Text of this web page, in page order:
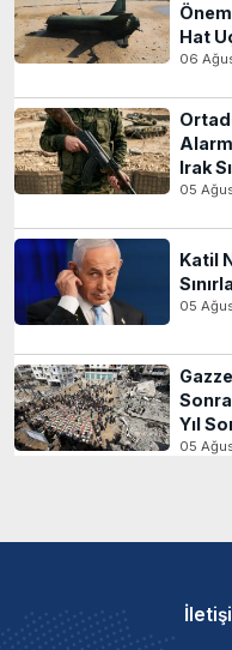
Hat
06
Irak
05
Katil
05
Sonra
Yıl
05